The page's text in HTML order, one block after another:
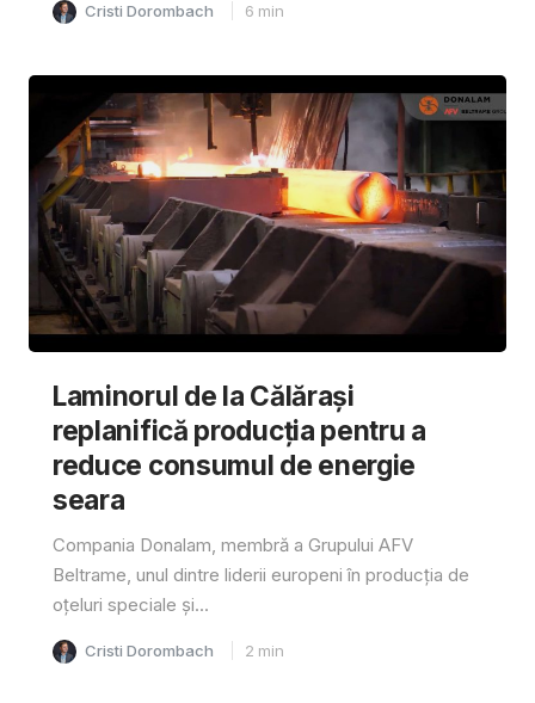
Cristi Dorombach 6 min
Laminorul de la Călărași
replanifică producția pentru a
reduce consumul de energie
seara
Compania Donalam, membră a Grupului AFV
Beltrame, unul dintre liderii europeni în producția de
oțeluri speciale și...
Cristi Dorombach 2 min